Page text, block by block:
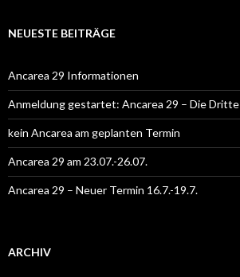
NEUESTE BEITRÄGE
Ancarea 29 Informationen
Anmeldung gestartet: Ancarea 29 – Die Dritte
kein Ancarea am geplanten Termin
Ancarea 29 am 23.07.-26.07.
Ancarea 29 – Neuer Termin 16.7.-19.7.
ARCHIV